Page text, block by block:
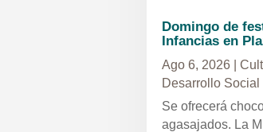
Domingo de
Infancias en
Ago 6, 2026|
Desarrollo Social
Se ofrecerá
agasajados. La